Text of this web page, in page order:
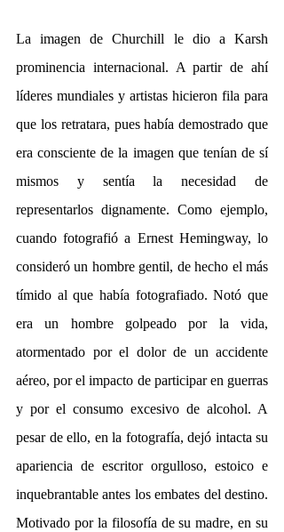
La imagen de Churchill le dio a Karsh
prominencia internacional. A partir de ahí
líderes mundiales y artistas hicieron fila para
que los retratara, pues había demostrado que
era consciente de la imagen que tenían de sí
mismos y sentía la necesidad de
representarlos dignamente. Como ejemplo,
cuando fotografió a Ernest Hemingway, lo
consideró un hombre gentil, de hecho el más
tímido al que había fotografiado. Notó que
era un hombre golpeado por la vida,
atormentado por el dolor de un accidente
aéreo, por el impacto de participar en guerras
y por el consumo excesivo de alcohol. A
pesar de ello, en la fotografía, dejó intacta su
apariencia de escritor orgulloso, estoico e
inquebrantable antes los embates del destino.
Motivado por la filosofía de su madre, en su